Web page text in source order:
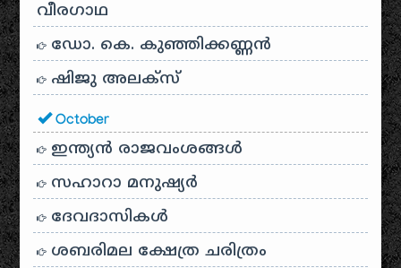
വീരഗാഥ
ഡോ. കെ. കുഞ്ഞിക്കണ്ണൻ
ഷിജു അലക്സ്
October
ഇന്ത്യൻ രാജവംശങ്ങൾ
സഹാറാ മനുഷ്യർ
ദേവദാസികൾ
ശബരിമല ക്ഷേത്ര ചരിത്രം